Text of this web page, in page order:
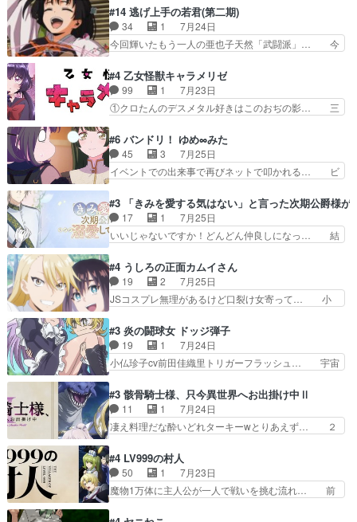
んがめっちゃ可愛かったなド… まさかの展開にめ
ちゃくちゃテンション上が… チャガタイの所へ密
偵に行ったはずがドレゲ…
は泣かなかった！漫画描きのハウツー回… この作
品はこういうのをズバッとキメるの上… 藤子不二
雄に親しんだ人にはとてもフィット… 赤福のヌル
ヌルした動きとかネームを褒めら… 漫研が気にな
から新たな仲間まで。本作品… 今回エンディング
テーマが流れるのが早い（… この作品の世界に
も、一応デジタルという概…
#14 逃げ上手の若君(第二期)
34 1
7月24日
今回輝いたもう一人の亜也子天然「武闘派」… 今
逃れすら逃げ上手亜也子のアシストに支… そう
か、亜也子もまだ9歳なのか‥ときゆき… 「亜也
子のドキドキ・大作戦！・長寿丸を一… 目玉と耳
を相手に言葉で繰り広げる戰もノラ… 時代設定ど
からのいらすとやは草だった。… 今回は亜也子回
でしたね頼もしさと乙女らし… 貞宗、キモいギョ
ロ目としか思ってなかった…
#4 乙女怪獣キャラメリゼ
99 1
7月23日
①クロたんのデスメタル好きはこのおぢの影… 三
か好きになれんキャラだなぁ作品もイン… 相変わ
らず生物学者には見えないわね響野君… 正体を知
らないのにどちりも肯定してくれた… 黒絵がハル
ゴンになっても、南を助けて大事… OPにデスボ
心を許す、母の友達である光… 黒絵の可愛さレベ
ルが止まらない。南くんと… 黒絵の母とのやり取
りでエヴァの加持さん思…
#6 バンドリ！ ゆめ∞みた
45 3
7月25日
イベントでの出来事で再びネットで叩かれる… ビ
ラがまじで何がしたいかわからん！先生… 陰キャ
の間合いにスルっと入ってきて相手の… ビオラが
都子さんを籠絡しに来ててやばいぞ… マネージャ
ー現実版初登場！バレーボールに… 藻掻きながら
で相手の緊張を解く相手の共… たまったアニメ
50本だってｗ今日も帰った… マネージャー実在
した大逆風のハズなのに全…
#3 「きみを愛する気はない」と言った次期公爵様が
17 1
7月25日
いいじゃないですか！どんどん仲良しになっ… 結
の恋愛系で1番これが好き。愛する気は… 今晩
は、2130頃からシンデレラガールズ… 公爵の妻
なのに着てる洋服がシンプル。テー… まあ、これ
は見なくていいな。むしろ判断が… 自分でも気づ
ぜかヒロイン化していますデ… 【今夜のアニメA
は…】前向き没落令嬢×こ… 「ぼやっとしてたら
菜園の領地の外まで開墾…
#4 うしろの正面カムイさん
19 2
7月25日
JSコスプレ無理があるけど口裂け女寄って… 小
カちゃんがヤバすぎてボキキしそう(ぇ… 口裂け
女って人を襲うって知らなかった…ポ… そのスタ
イルで小学生ファッションは口裂け… 相変わら
ず、尺の都合なのか原作漫画の細か… 除霊士カム
昭和キッズを恐怖のどん底へ突… 現代で有名な口
裂け女登場！お市ちゃん、ポ… ろくろ首の除霊シ
ーン「悪霊退散」のパチン…
#3 炎の闘球女 ドッジ弾子
19 1
7月24日
小仏珍子cv前田佳織里トリガーフラッシュ… 宇宙
いたぶってるのか！？Cパートで懐か… 普通にド
ッジが激アツ。いや羽仁衣が初めて… 優谷優の声
優に「ちんこ」って言わせてて興… 珍子ちゃ
ん………！！！！？！先週に引き続… これは意図
限ったことでなく、最近のアニ… 東山朱莉
（AkariHIGASHIYAM… こんなに可憐で可愛い泣
き虫メイドが僅か3…
#3 骸骨騎士様、只今異世界へお出掛け中Ⅱ
11 1
7月24日
凄え料理だな酔いどれターキーwとりあえず… ２
いの良いお兄ちゃん！！現場も楽しかっ… 第３話
をｄアニメストアで視聴しました。視… ローデン
王国ホーバン領を訪れたアーク一行… 1期に引き
続き２期にも出演させていただけ… 1期の頃から
#4 LV999の村人
50 1
7月23日
魔物1万体に主人公が一人で戦いを挑む流れ… 前
を魔物と人間に殺された鏡の生い立ち。… 勇者た